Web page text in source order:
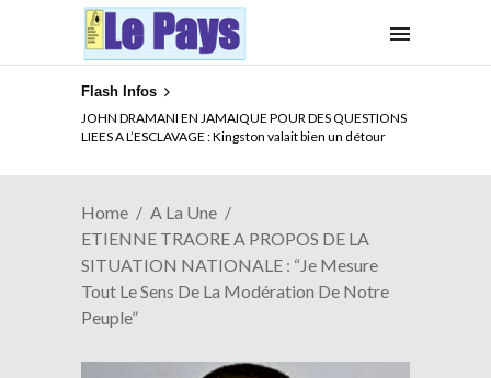
Flash Infos
JOHN DRAMANI EN JAMAIQUE POUR DES QUESTIONS
LIEES A L’ESCLAVAGE : Kingston valait bien un détour
ELECTION DE TALON A LA TETE DU SENAT BENINOIS :
Quand Patrice quitte le pouvoir sans partir !
Home
A La Une
ETIENNE TRAORE A PROPOS DE LA
SITUATION NATIONALE : “Je Mesure
Tout Le Sens De La Modération De Notre
Peuple”